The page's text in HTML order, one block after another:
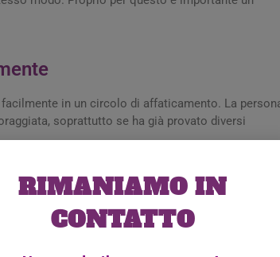
in un circolo di affaticamento. La
soprattutto se ha già provato diversi
una stretta relazione tra sistema nervoso,
fibromialgia, lavorare anche sulla regolazione
RIMANIAMO IN
CONTATTO